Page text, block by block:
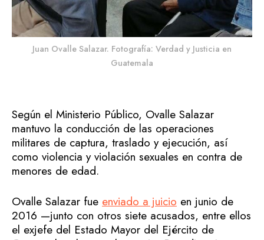
Juan Ovalle Salazar. Fotografía: Verdad y Justicia en
Guatemala
Según el Ministerio Público, Ovalle Salazar
mantuvo la conducción de las operaciones
militares de captura, traslado y ejecución, así
como violencia y violación sexuales en contra de
menores de edad.
Ovalle Salazar fue enviado a juicio en junio de
2016 —junto con otros siete acusados, entre ellos
el exjefe del Estado Mayor del Ejército de